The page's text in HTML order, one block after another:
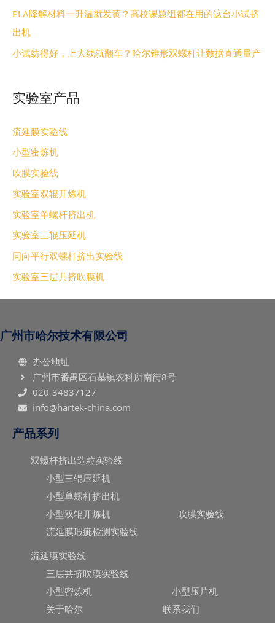
PLA降解材料一升温就发黄？高校课题组都在用的这台小试挤
出机
小试纺得好，上大线就翻车？哈尔锥形双螺杆让数据直通量产
实验室产品
流延膜实验线
小型密炼机
吹膜实验线
实验室双辊开炼机
实验室单螺杆挤出机
实验室三辊压延机
同向平行双螺杆挤出实验线
实验室三层共挤吹膜机
广州市哈尔技术有限公司
办公地址
广州市番禺区石基镇农科所南街8号
020-34837127
info@hartek-china.com
产品系列
双螺杆挤出造粒实验线
小型三辊压延机
小型单螺杆挤出机
小型双辊开炼机
吹膜实验线
流延膜瑕疵检测实验线
流延膜实验线
三层共挤吹膜实验线
小型密炼机
小型压片机
关于哈尔
联系我们